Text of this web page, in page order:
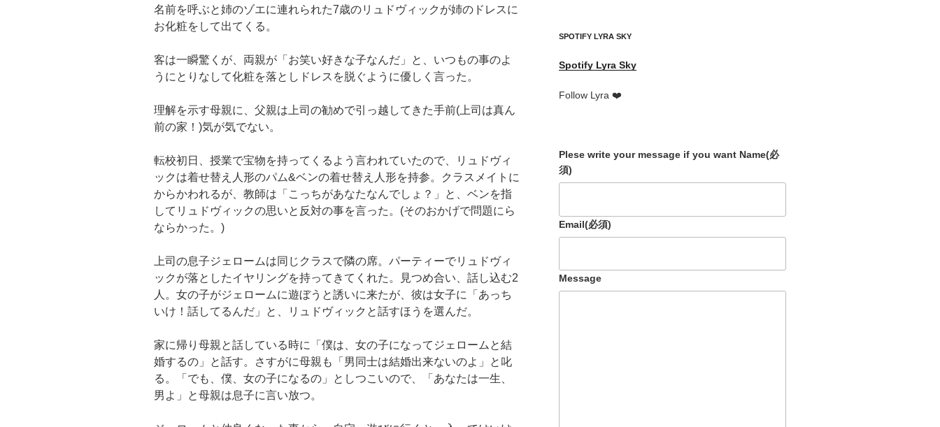
名前を呼ぶと姉のゾエに連れられた7歳のリュドヴィックが姉のドレスに
お化粧をして出てくる。
客は一瞬驚くが、両親が「お笑い好きな子なんだ」と、いつもの事のよ
うにとりなして化粧を落としドレスを脱ぐように優しく言った。
理解を示す母親に、父親は上司の勧めで引っ越してきた手前(上司は真ん
前の家！)気が気でない。
転校初日、授業で宝物を持ってくるよう言われていたので、リュドヴィ
ックは着せ替え人形のパム&ベンの着せ替え人形を持参。クラスメイトに
からかわれるが、教師は「こっちがあなたなんでしょ？」と、ベンを指
してリュドヴィックの思いと反対の事を言った。(そのおかげで問題にら
ならかった。)
上司の息子ジェロームは同じクラスで隣の席。パーティーでリュドヴィ
ックが落としたイヤリングを持ってきてくれた。見つめ合い、話し込む2
人。女の子がジェロームに遊ぼうと誘いに来たが、彼は女子に「あっち
いけ！話してるんだ」と、リュドヴィックと話すほうを選んだ。
家に帰り母親と話している時に「僕は、女の子になってジェロームと結
婚するの」と話す。さすがに母親も「男同士は結婚出来ないのよ」と叱
る。「でも、僕、女の子になるの」としつこいので、「あなたは一生、
男よ」と母親は息子に言い放つ。
SPOTIFY LYRA SKY
Spotify Lyra Sky
Follow Lyra ❤️
Plese write your message if you want Name(必
須)
Email(必須)
Message